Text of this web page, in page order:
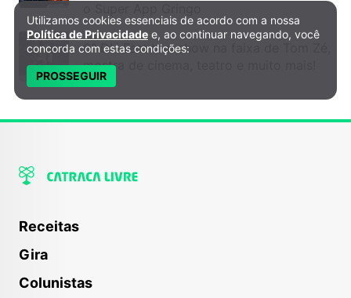
6º DH Fest tem show na faixa de Tom Zé,
mostra de cinema, teatro e muito mais!
Receitas
Gira
Colunistas
Política de Privacidade e Cookies
Utilizamos cookies essenciais de acordo com a nossa
Política de Privacidade e, ao continuar navegando, você
concorda com estas condições:
PROSSEGUIR